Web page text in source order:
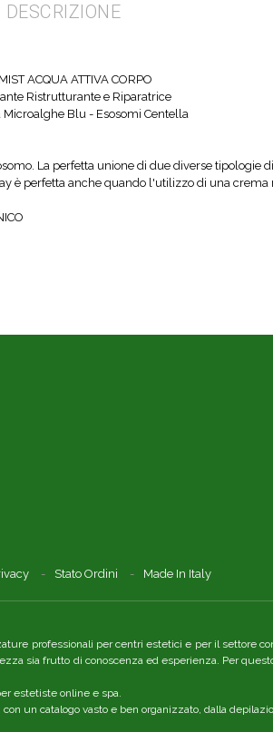
DESCRIZIONE
ACQUA ATTIVA CORPO
Ristrutturante e Riparatrice
Microalghe Blu - Esosomi Centella
La perfetta unione di due diverse tipologie
è perfetta anche quando l'utilizzo di una crema
Stato Ordini Made In Italy
professionali per centri estetici e per il settore
sia frutto di conoscenza ed esperienza. Per
estetiste online e spa.
un catalogo vasto e ben organizzato, dalla